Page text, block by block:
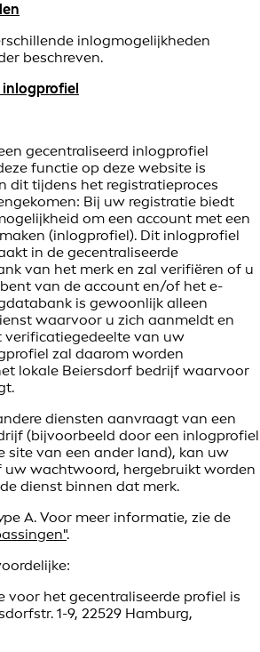
inlogmogelijkheden
beschreven.
inlogprofiel
gecentraliseerd inlogprofiel
functie op deze website is
dit tijdens het registratieproces
Bij uw registratie biedt
om een account met een
(inlogprofiel). Dit inlogprofiel
in de gecentraliseerde
van het merk en zal verifiëren of u
van de account en/of het e-
is gewoonlijk alleen
waarvoor u zich aanmeldt en
verificatiegedeelte van uw
zal daarom worden
lokale Beiersdorf bedrijf waarvoor
diensten aanvraagt van een
(bijvoorbeeld door een inlogprofiel
site van een ander land), kan uw
uw wachtwoord, hergebruikt worden
dienst binnen dat merk.
A. Voor meer informatie, zie de
.
voor het gecentraliseerde profiel is
1-9, 22529 Hamburg,